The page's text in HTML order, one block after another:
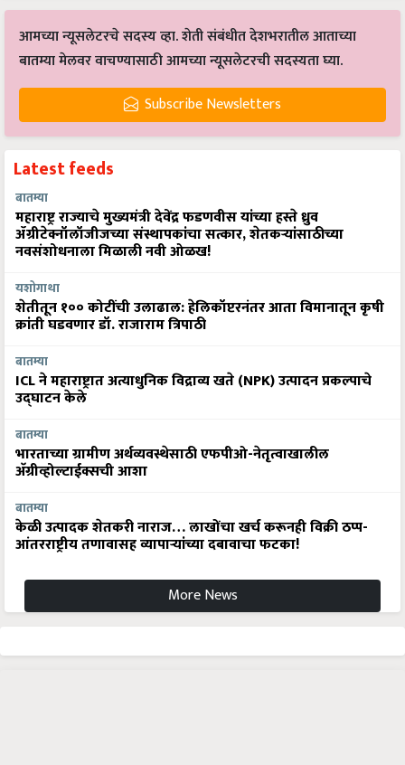
आमच्या न्यूसलेटरचे सदस्य व्हा. शेती संबंधीत देशभरातील आताच्या
बातम्या मेलवर वाचण्यासाठी आमच्या न्यूसलेटरची सदस्यता घ्या.
Subscribe Newsletters
Latest feeds
बातम्या
महाराष्ट्र राज्याचे मुख्यमंत्री देवेंद्र फडणवीस यांच्या हस्ते ध्रुव
ॲग्रीटेक्नॉलॉजीजच्या संस्थापकांचा सत्कार, शेतकऱ्यांसाठीच्या
नवसंशोधनाला मिळाली नवी ओळख!
यशोगाथा
शेतीतून १०० कोटींची उलाढाल: हेलिकॉप्टरनंतर आता विमानातून कृषी
क्रांती घडवणार डॉ. राजाराम त्रिपाठी
बातम्या
ICL ने महाराष्ट्रात अत्याधुनिक विद्राव्य खते (NPK) उत्पादन प्रकल्पाचे
उद्घाटन केले
बातम्या
भारताच्या ग्रामीण अर्थव्यवस्थेसाठी एफपीओ-नेतृत्वाखालील
अ‍ॅग्रीव्होल्टाईक्सची आशा
बातम्या
केळी उत्पादक शेतकरी नाराज… लाखोंचा खर्च करूनही विक्री ठप्प-
आंतरराष्ट्रीय तणावासह व्यापाऱ्यांच्या दबावाचा फटका!
More News